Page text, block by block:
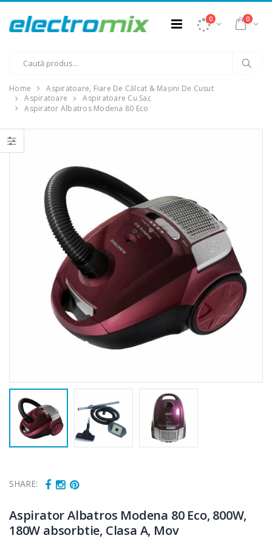
0 0
Home
Aspiratoare, Fiare De Călcat & Mașini De Cusut
Aspiratoare
Aspiratoare Cu Sac
Aspirator Albatros Modena 80 Eco
SHARE:
Aspirator Albatros Modena 80 Eco, 800W,
180W absorbtie, Clasa A, Mov